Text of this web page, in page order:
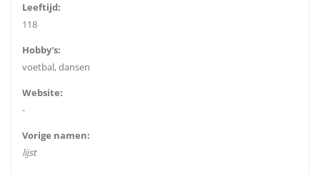
Leeftijd:
118
Hobby's:
voetbal, dansen
Website:
-
Vorige namen:
lijst